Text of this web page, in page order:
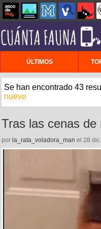
ÚLTIMOS
Se han encontrado 43
nuevo
Tras las cenas de
por la_rata_voladora_man el 28